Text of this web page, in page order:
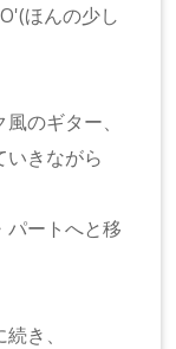
ほんの少し
のギター、
いきながら
パートへと移
き、